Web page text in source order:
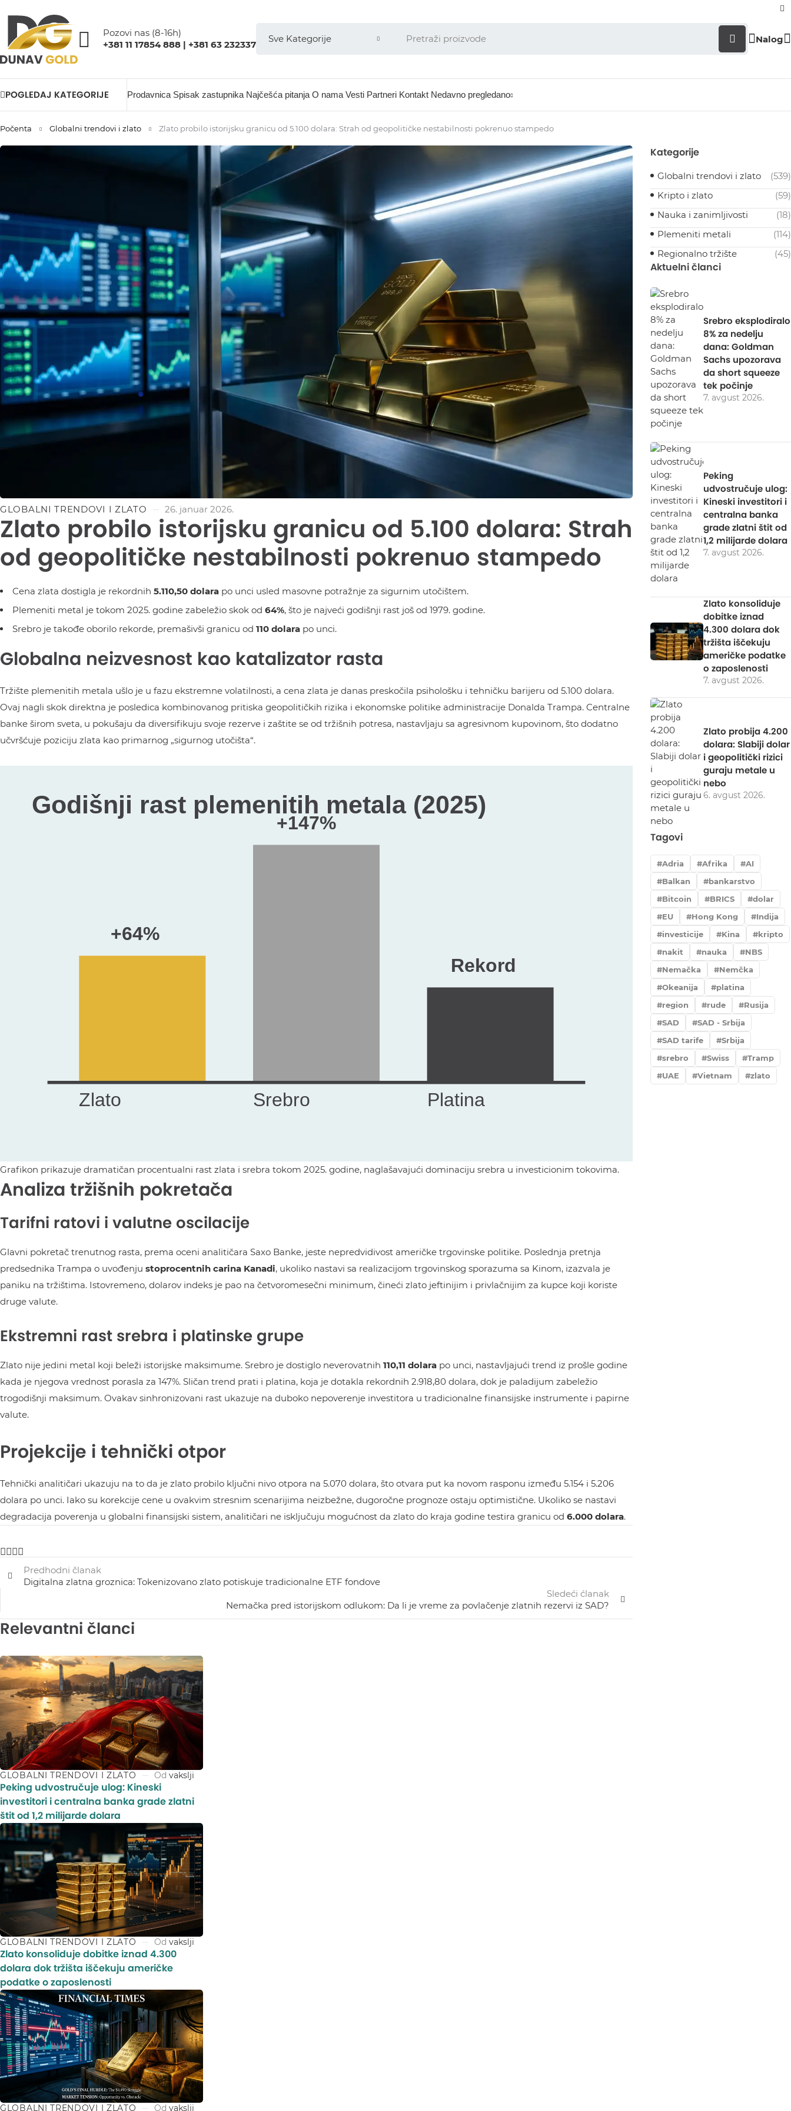
Pozovi nas (8-16h)
+381 11 17854 888 | +381 63 232337
Nalog
POGLEDAJ KATEGORIJE Prodavnica Spisak zastupnika Najčešća pitanja O nama Vesti Partneri Kontakt Nedavno pregledano
Počenta Globalni trendovi i zlato Zlato probilo istorijsku granicu od 5.100 dolara: Strah od geopolitičke nestabilnosti pokrenuo stampedo
GLOBALNI TRENDOVI I ZLATO 26. januar 2026.
Zlato probilo istorijsku granicu od 5.100 dolara: Strah
od geopolitičke nestabilnosti pokrenuo stampedo
Cena zlata dostigla je rekordnih 5.110,50 dolara po unci usled masovne potražnje za sigurnim utočištem.
Plemeniti metal je tokom 2025. godine zabeležio skok od 64%, što je najveći godišnji rast još od 1979. godine.
Srebro je takođe oborilo rekorde, premašivši granicu od 110 dolara po unci.
Globalna neizvesnost kao katalizator rasta
Tržište plemenitih metala ušlo je u fazu ekstremne volatilnosti, a cena zlata je danas preskočila psihološku i tehničku barijeru od 5.100 dolara.
Ovaj nagli skok direktna je posledica kombinovanog pritiska geopolitičkih rizika i ekonomske politike administracije Donalda Trampa. Centralne
banke širom sveta, u pokušaju da diversifikuju svoje rezerve i zaštite se od tržišnih potresa, nastavljaju sa agresivnom kupovinom, što dodatno
učvršćuje poziciju zlata kao primarnog „sigurnog utočišta“.
Grafikon prikazuje dramatičan procentualni rast zlata i srebra tokom 2025. godine, naglašavajući dominaciju srebra u investicionim tokovima.
Analiza tržišnih pokretača
Tarifni ratovi i valutne oscilacije
Glavni pokretač trenutnog rasta, prema oceni analitičara Saxo Banke, jeste nepredvidivost američke trgovinske politike. Poslednja pretnja
predsednika Trampa o uvođenju stoprocentnih carina Kanadi, ukoliko nastavi sa realizacijom trgovinskog sporazuma sa Kinom, izazvala je
paniku na tržištima. Istovremeno, dolarov indeks je pao na četvoromesečni minimum, čineći zlato jeftinijim i privlačnijim za kupce koji koriste
druge valute.
Ekstremni rast srebra i platinske grupe
Zlato nije jedini metal koji beleži istorijske maksimume. Srebro je dostiglo neverovatnih 110,11 dolara po unci, nastavljajući trend iz prošle godine
kada je njegova vrednost porasla za 147%. Sličan trend prati i platina, koja je dotakla rekordnih 2.918,80 dolara, dok je paladijum zabeležio
trogodišnji maksimum. Ovakav sinhronizovani rast ukazuje na duboko nepoverenje investitora u tradicionalne finansijske instrumente i papirne
valute.
Projekcije i tehnički otpor
Tehnički analitičari ukazuju na to da je zlato probilo ključni nivo otpora na 5.070 dolara, što otvara put ka novom rasponu između 5.154 i 5.206
dolara po unci. Iako su korekcije cene u ovakvim stresnim scenarijima neizbežne, dugoročne prognoze ostaju optimistične. Ukoliko se nastavi
degradacija poverenja u globalni finansijski sistem, analitičari ne isključuju mogućnost da zlato do kraja godine testira granicu od 6.000 dolara.
Predhodni članak
Digitalna zlatna groznica: Tokenizovano zlato potiskuje tradicionalne ETF fondove
Sledeći ćlanak
Nemačka pred istorijskom odlukom: Da li je vreme za povlačenje zlatnih rezervi iz SAD?
Relevantni članci
GLOBALNI TRENDOVI I ZLATO Od vakslji
Peking udvostručuje ulog: Kineski
investitori i centralna banka grade zlatni
štit od 1,2 milijarde dolara
GLOBALNI TRENDOVI I ZLATO Od vakslji
Zlato konsoliduje dobitke iznad 4.300
dolara dok tržišta iščekuju američke
podatke o zaposlenosti
GLOBALNI TRENDOVI I ZLATO Od vakslji
Kategorije
Globalni trendovi i zlato
(539)
Kripto i zlato
(59)
Nauka i zanimljivosti
(18)
Plemeniti metali
(114)
Regionalno tržište
(45)
Aktuelni članci
Srebro eksplodiralo
8% za nedelju
dana: Goldman
Sachs upozorava
da short squeeze
tek počinje
7. avgust 2026.
Peking
udvostručuje ulog:
Kineski investitori i
centralna banka
grade zlatni štit od
1,2 milijarde dolara
7. avgust 2026.
Zlato konsoliduje
dobitke iznad
4.300 dolara dok
tržišta iščekuju
američke podatke
o zaposlenosti
7. avgust 2026.
Zlato probija 4.200
dolara: Slabiji dolar
i geopolitički rizici
guraju metale u
nebo
6. avgust 2026.
Tagovi
Adria Afrika
AI
Balkan
bankarstvo
Bitcoin
BRICS
dolar
EU
Hong Kong
Indija
investicije
Kina
kripto
nakit
nauka
NBS
Nemačka
Nemčka
Okeanija
platina
region
rude
Rusija
SAD
SAD - Srbija
SAD tarife
Srbija
srebro
Swiss
Tramp
UAE
Vietnam zlato